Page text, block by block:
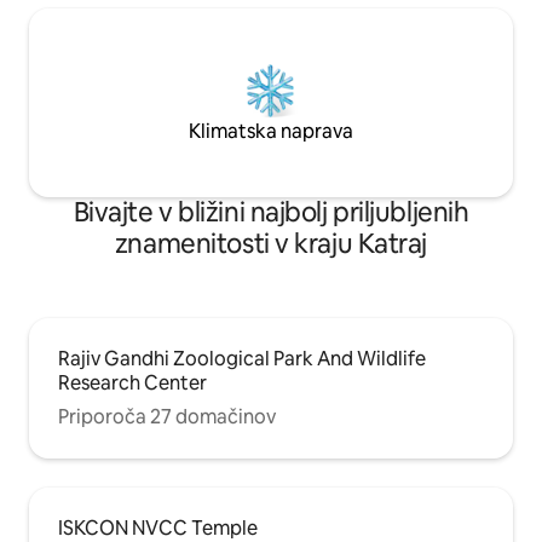
Klimatska naprava
Bivajte v bližini najbolj priljubljenih
znamenitosti v kraju Katraj
Rajiv Gandhi Zoological Park And Wildlife
Research Center
Priporoča 27 domačinov
ISKCON NVCC Temple